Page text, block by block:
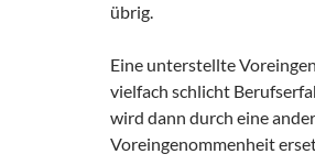
übrig.
Eine unterstellte
vielfach schlicht
wird dann durch eine
Voreingenommenheit